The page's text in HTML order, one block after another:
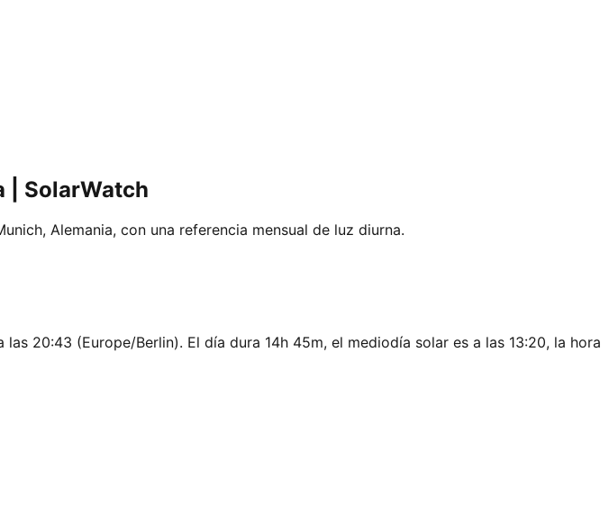
| SolarWatch
Alemania, con una referencia mensual de luz diurna.
20:43 (Europe/Berlin). El día dura 14h 45m, el mediodía solar es a las 13:20, la hora